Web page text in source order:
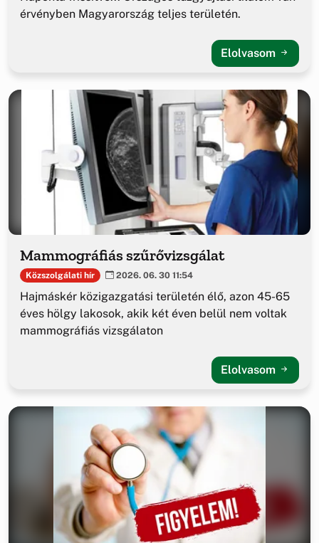
érvényben Magyarország teljes területén.
Elolvasom
Mammográfiás szűrővizsgálat
Közszolgálati hír 2026. 06. 30 11:54
Hajmáskér közigazgatási területén élő, azon 45-65
éves hölgy lakosok, akik két éven belül nem voltak
mammográfiás vizsgálaton
Elolvasom